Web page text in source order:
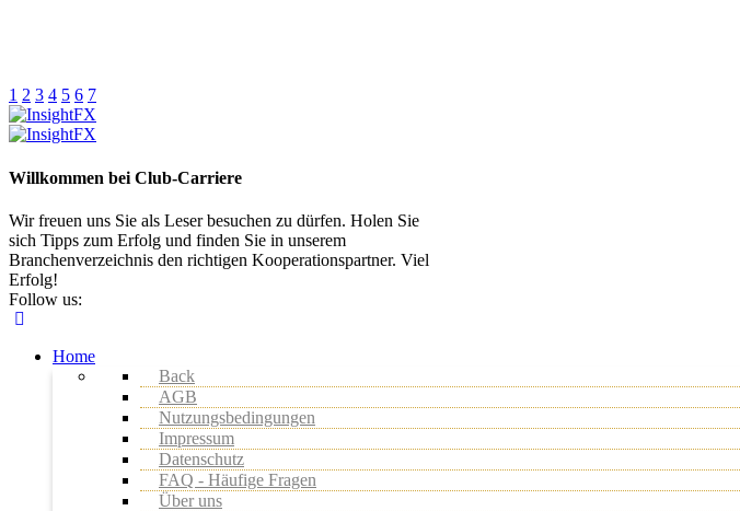
1 2 3 4 5 6 7
Willkommen bei Club-Carriere
Wir freuen uns Sie als Leser besuchen zu dürfen. Holen Sie
sich Tipps zum Erfolg und finden Sie in unserem
Branchenverzeichnis den richtigen Kooperationspartner. Viel
Erfolg!
Follow us:
Home
Back
AGB
Nutzungsbedingungen
Impressum
Datenschutz
FAQ - Häufige Fragen
Über uns